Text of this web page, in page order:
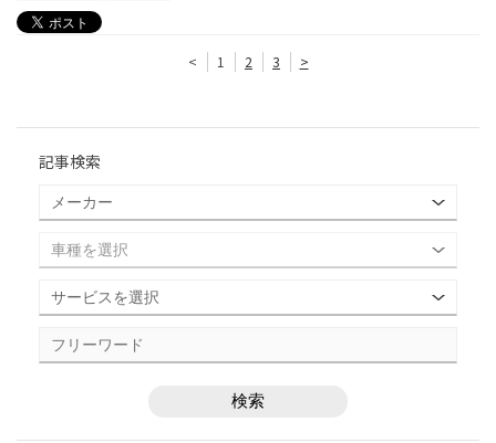
< 1 2 3 >
記事検索